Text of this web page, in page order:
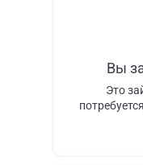
Вы
Это